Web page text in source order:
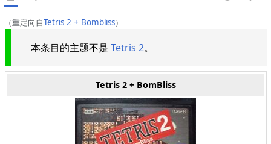
（重定向自Tetris 2 + Bombliss）
本条目的主题不是 Tetris 2。
Tetris 2 + BomBliss